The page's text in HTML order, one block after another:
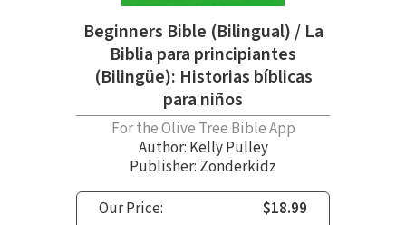
Beginners Bible (Bilingual) / La
Biblia para principiantes
(Bilingüe): Historias bíblicas
para niños
For the Olive Tree Bible App
Author: Kelly Pulley
Publisher: Zonderkidz
Our Price:
$18.99